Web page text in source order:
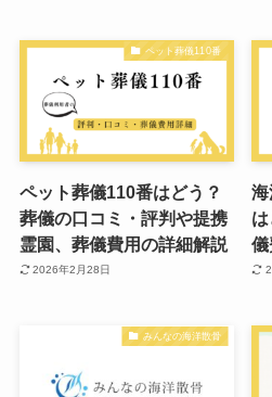
ペット葬儀110番
ペット葬儀110番はどう？
葬儀の口コミ・評判や提携
霊園、葬儀費用の詳細解説
2026年2月28日
みんなの海洋散骨